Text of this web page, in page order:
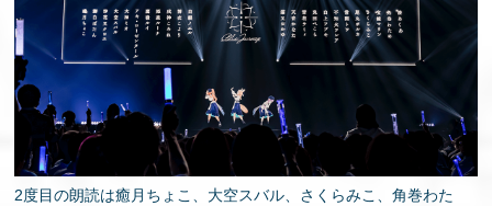
2度目の朗読は癒月ちょこ、大空スバル、さくらみこ、角巻わた